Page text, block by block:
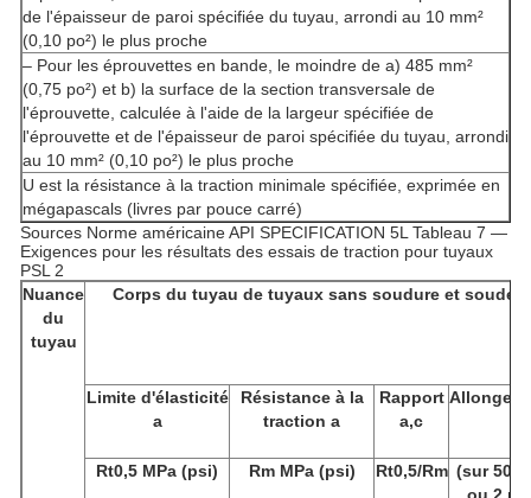
de l'épaisseur de paroi spécifiée du tuyau, arrondi au 10 mm²
(0,10 po²) le plus proche
– Pour les éprouvettes en bande, le moindre de a) 485 mm²
(0,75 po²) et b) la surface de la section transversale de
l'éprouvette, calculée à l'aide de la largeur spécifiée de
l'éprouvette et de l'épaisseur de paroi spécifiée du tuyau, arrondi
au 10 mm² (0,10 po²) le plus proche
U est la résistance à la traction minimale spécifiée, exprimée en
mégapascals (livres par pouce carré)
Sources Norme américaine API SPECIFICATION 5L Tableau 7 —
Exigences pour les résultats des essais de traction pour tuyaux
PSL 2
Nuance
du
tuyau
Corps du tuyau de tuyaux sans soudure et soudés
Limite d'élasticité
a
Résistance à la
traction a
Rapport
a,c
Rt0,5 MPa (psi) Rm MPa (psi) Rt0,5/Rm (sur 50